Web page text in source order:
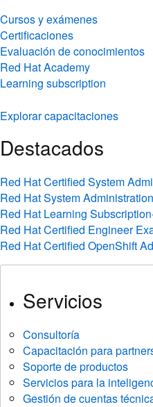
Cursos y exámenes
Certificaciones
Evaluación de conocimientos
Red Hat Academy
Learning subscription
Explorar capacitaciones
Destacados
Red Hat Certified System
Red Hat System
Red Hat Learning
Red Hat Certified Engineer
Red Hat Certified OpenShift
Servicios
Consultoría
Capacitación para
Soporte de productos
Servicios para la
Gestión de cuentas